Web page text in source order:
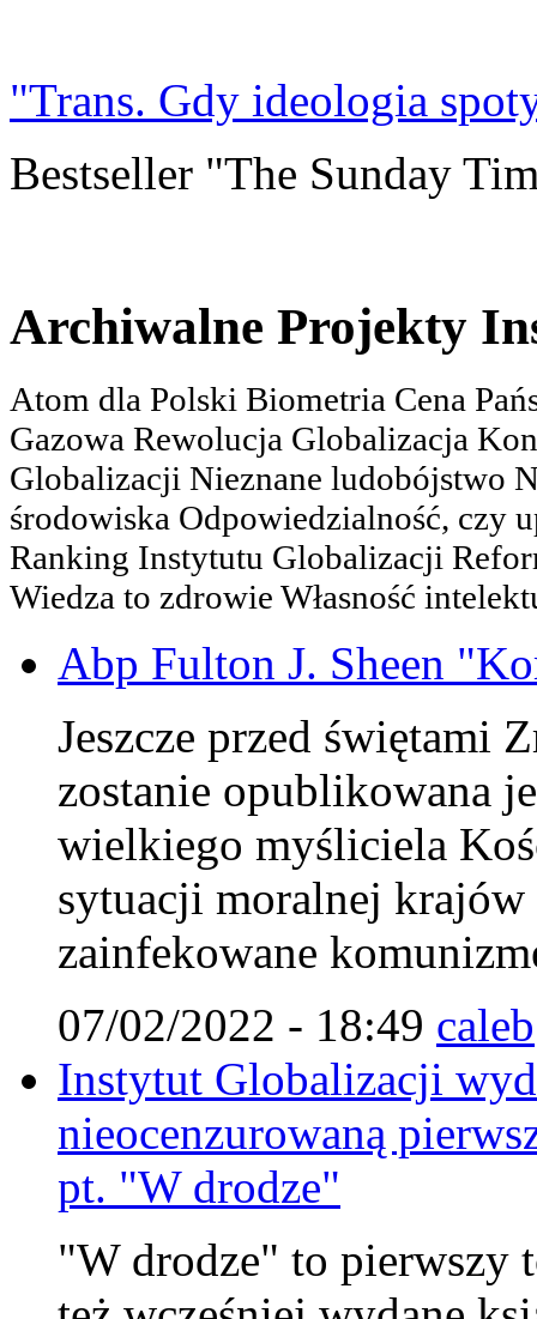
"Trans. Gdy ideologia
Bestseller "The Sunday
Archiwalne Projekty
Atom dla Polski Biometria Cena
Gazowa Rewolucja Globalizacja
Globalizacji Nieznane ludobójstwo
środowiska Odpowiedzialność, czy
Ranking Instytutu Globalizacji
Wiedza to zdrowie Własność
Abp Fulton J. Sheen
Jeszcze przed świętami
zostanie opublikowana
wielkiego myśliciela
sytuacji moralnej krajów
zainfekowane
07/02/2022 - 18:49 caleb
Instytut Globalizacji
nieocenzurowaną
pt. "W drodze"
"W drodze" to pierwszy